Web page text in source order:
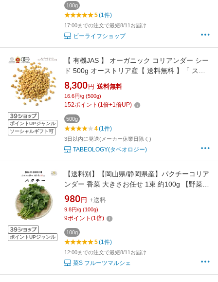
100g
5(1件)
17:00までの注文で最短8/11お届け
ビーライフショップ
ポイントUPジャンル
ソーシャルギフト可
【 有機JAS 】 オーガニック コリアンダー シー
ド 500g オーストリア産【 送料無料 】「 スパ
イス スパイスセット スパイスカレー おしゃれ
調味料 キャンプ 手作り料理 オールスパイス 」
8,300 円 送料無料
16.6円/g (500g)
152ポイント (1倍+1倍UP)
500g
4(1件)
3日以内に発送(メーカー休業日除く)
TABEOLOGY(タベオロジー)
ポイントUPジャンル
【送料別】【岡山県/静岡県産】パクチーコリア
ンダー 香菜 大きさお任せ 1束 約100g 【野菜詰
め合わせセットと同梱で送料無料】
980 円 +送料
9.8円/g (100g)
9ポイント (1倍)
100g
5(1件)
12:00までの注文で最短8/11お届け
菜S フルーツマルシェ